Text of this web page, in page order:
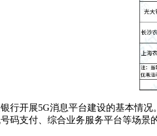
行开展5G消息平台建设的基本情
码支付、综合业务服务平台等场景